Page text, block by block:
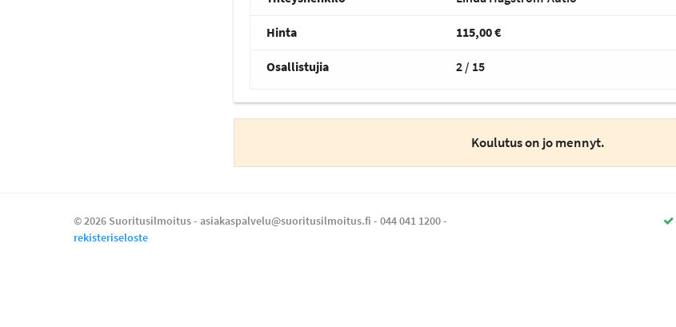
Hinta 115,00 €
Osallistujia 2 / 15
Koulutus on jo mennyt.
© 2026 Suoritusilmoitus - asiakaspalvelu@suoritusilmoitus.fi - 044 041 1200-
rekisteriseloste